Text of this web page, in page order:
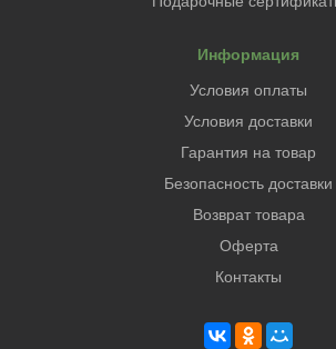
Информация
Условия оплаты
Условия доставки
Гарантия на товар
Безопасность доставки
Возврат товара
Оферта
Контакты